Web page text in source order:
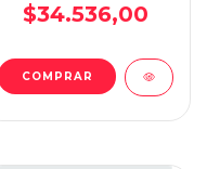
$34.536,00
COMPRAR